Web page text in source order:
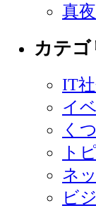
真
カテゴ
IT
イ
く
ト
ネ
ビ